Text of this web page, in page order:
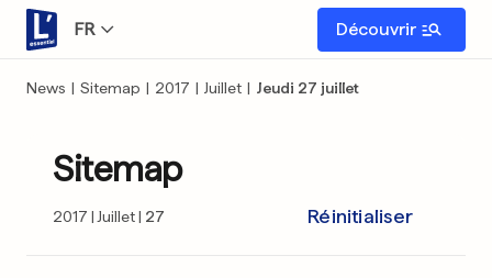
FR Découvrir
News | Sitemap | 2017 | Juillet | Jeudi 27 juillet
Sitemap
2017 Juillet 27 Réinitialiser